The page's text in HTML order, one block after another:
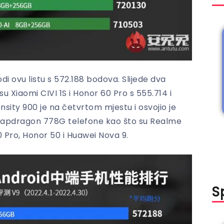
ovu listu s 572.188 bodova. Slijede dva
CIVI 1S i Honor 60 Pro s 555.714 i
900 je na četvrtom mjestu i osvojio je
778G telefone kao što su Realme
Pro, Honor 50 i Huawei Nova 9.